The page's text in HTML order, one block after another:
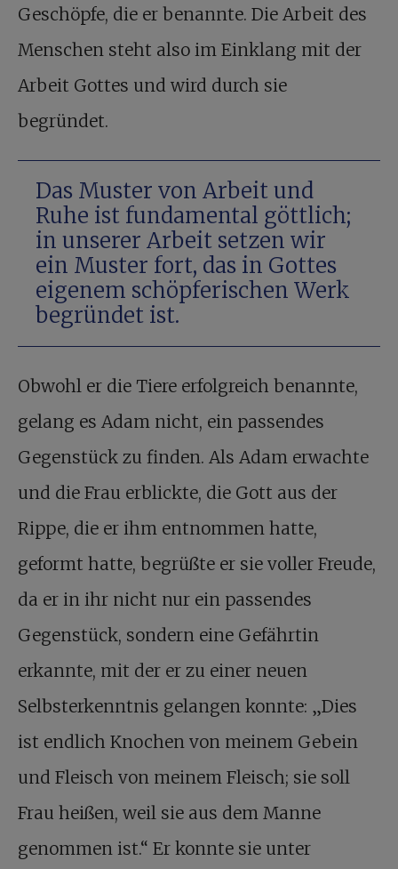
Geschöpfe, die er benannte. Die Arbeit des
Menschen steht also im Einklang mit der
Arbeit Gottes und wird durch sie
begründet.
Das Muster von Arbeit und
Ruhe ist fundamental göttlich;
in unserer Arbeit setzen wir
ein Muster fort, das in Gottes
eigenem schöpferischen Werk
begründet ist.
Obwohl er die Tiere erfolgreich benannte,
gelang es Adam nicht, ein passendes
Gegenstück zu finden. Als Adam erwachte
und die Frau erblickte, die Gott aus der
Rippe, die er ihm entnommen hatte,
geformt hatte, begrüßte er sie voller Freude,
da er in ihr nicht nur ein passendes
Gegenstück, sondern eine Gefährtin
erkannte, mit der er zu einer neuen
Selbsterkenntnis gelangen konnte: „Dies
ist endlich Knochen von meinem Gebein
und Fleisch von meinem Fleisch; sie soll
Frau heißen, weil sie aus dem Manne
genommen ist.“ Er konnte sie unter